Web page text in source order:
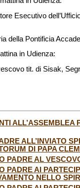
Esecutivo
della Pontificia
in Udienza:
tit. di Sisak,
ALL’INVIATO
DI PAPA
PADRE AL
PADRE AI
NELLO